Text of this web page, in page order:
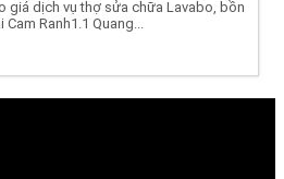
giá dịch vụ thợ sửa chữa Lavabo, bồn
Ranh1.1 Quang...